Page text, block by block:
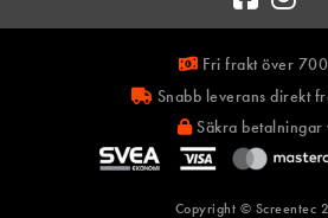
Fri frakt över
Snabb leverans direkt
Säkra betalningar
Copyright © Screentec